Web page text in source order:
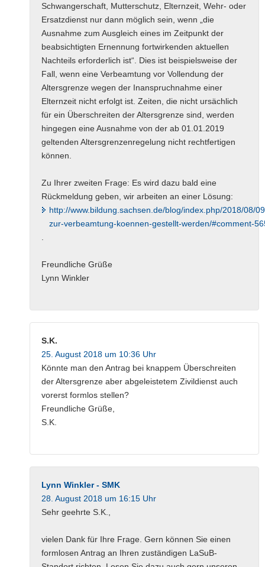
Schwangerschaft, Mutterschutz, Elternzeit, Wehr- oder
Ersatzdienst nur dann möglich sein, wenn „die
Ausnahme zum Ausgleich eines im Zeitpunkt der
beabsichtigten Ernennung fortwirkenden aktuellen
Nachteils erforderlich ist“. Dies ist beispielsweise der
Fall, wenn eine Verbeamtung vor Vollendung der
Altersgrenze wegen der Inanspruchnahme einer
Elternzeit nicht erfolgt ist. Zeiten, die nicht ursächlich
für ein Überschreiten der Altersgrenze sind, werden
hingegen eine Ausnahme von der ab 01.01.2019
geltenden Altersgrenzenregelung nicht rechtfertigen
können.
Zu Ihrer zweiten Frage: Es wird dazu bald eine
Rückmeldung geben, wir arbeiten an einer Lösung:
http://www.bildung.sachsen.de/blog/index.php/2018/08/
zur-verbeamtung-koennen-gestellt-werden/#comment-
Freundliche Grüße
Lynn Winkler
S.K.
25. August 2018 um 10:36 Uhr
Könnte man den Antrag bei knappem Überschreiten
der Altersgrenze aber abgeleistetem Zivildienst auch
vorerst formlos stellen?
Freundliche Grüße,
S.K.
Lynn Winkler - SMK
28. August 2018 um 16:15 Uhr
Sehr geehrte S.K.,
vielen Dank für Ihre Frage. Gern können Sie einen
formlosen Antrag an Ihren zuständigen LaSuB-